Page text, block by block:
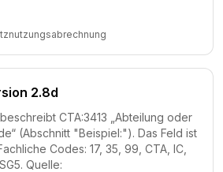
2.8d
CTA:3413 „Abteilung oder
(Abschnitt "Beispiel:"). Das Feld ist
Codes: 17, 35, 99, CTA, IC,
Quelle: